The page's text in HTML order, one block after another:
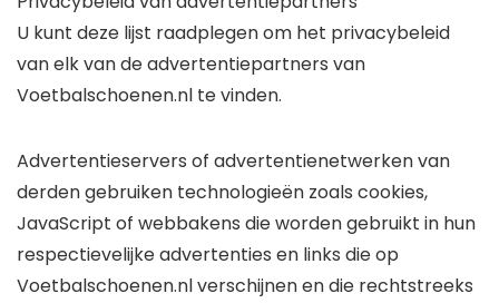
U kunt deze lijst raadplegen om het privacybeleid
van elk van de advertentiepartners van
Voetbalschoenen.nl te vinden.
Advertentieservers of advertentienetwerken van
derden gebruiken technologieën zoals cookies,
JavaScript of webbakens die worden gebruikt in hun
respectievelijke advertenties en links die op
Voetbalschoenen.nl verschijnen en die rechtstreeks